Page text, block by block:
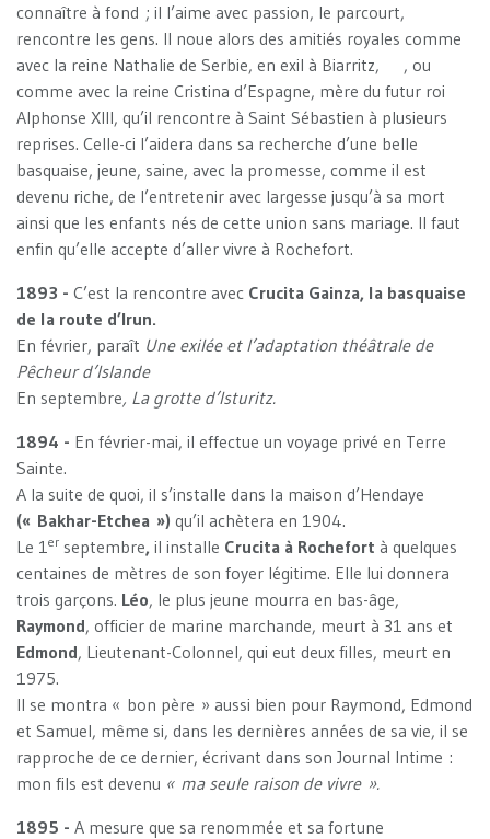
connaître à fond ; il l’aime avec passion, le parcourt,
rencontre les gens. Il noue alors des amitiés royales comme
avec la reine Nathalie de Serbie, en exil à Biarritz, , ou
comme avec la reine Cristina d’Espagne, mère du futur roi
Alphonse XIII, qu’il rencontre à Saint Sébastien à plusieurs
reprises. Celle-ci l’aidera dans sa recherche d’une belle
basquaise, jeune, saine, avec la promesse, comme il est
devenu riche, de l’entretenir avec largesse jusqu’à sa mort
ainsi que les enfants nés de cette union sans mariage. Il faut
enfin qu’elle accepte d’aller vivre à Rochefort.
1893 - C’est la rencontre avec Crucita Gainza, la basquaise
de la route d’Irun.
En février, paraît Une exilée et l’adaptation théâtrale de
Pêcheur d’Islande
En septembre, La grotte d’Isturitz.
1894 - En février-mai, il effectue un voyage privé en Terre
Sainte.
A la suite de quoi, il s’installe dans la maison d’Hendaye
(« Bakhar-Etchea ») qu’il achètera en 1904.
Le 1er septembre, il installe Crucita à Rochefort à quelques
centaines de mètres de son foyer légitime. Elle lui donnera
trois garçons. Léo, le plus jeune mourra en bas-âge,
Raymond, officier de marine marchande, meurt à 31 ans et
Edmond, Lieutenant-Colonnel, qui eut deux filles, meurt en
1975.
Il se montra « bon père » aussi bien pour Raymond, Edmond
et Samuel, même si, dans les dernières années de sa vie, il se
rapproche de ce dernier, écrivant dans son Journal Intime :
mon fils est devenu « ma seule raison de vivre ».
1895 - A mesure que sa renommée et sa fortune